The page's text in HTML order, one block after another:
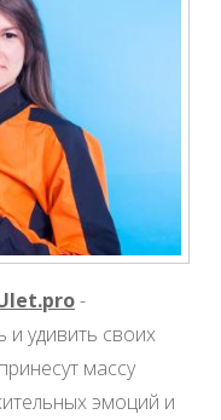
-
и удивить своих
массу
эмоций и